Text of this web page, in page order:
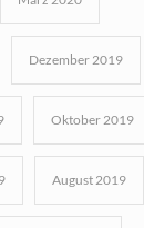
Dezember 2019
Oktober 2019
August 2019